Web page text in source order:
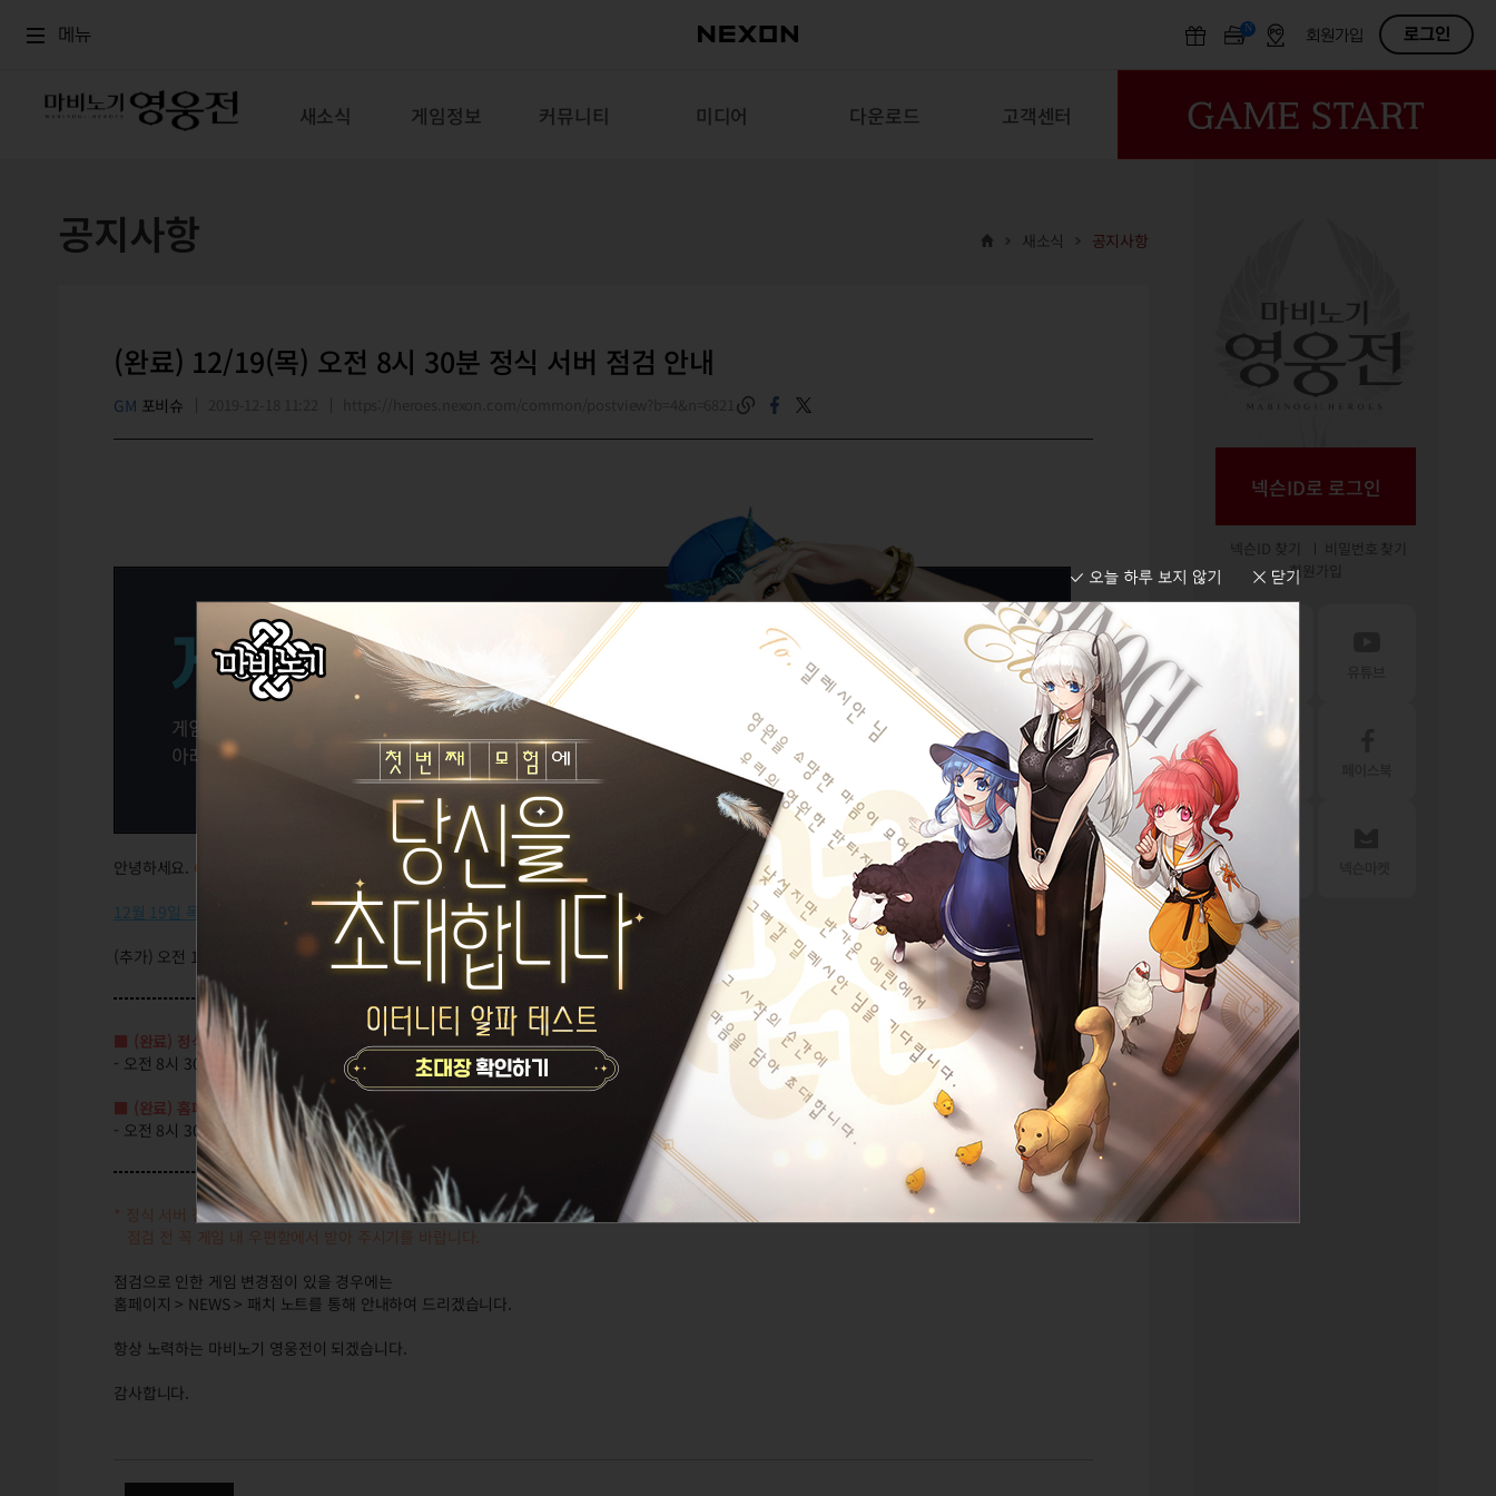
메뉴 N OFF회원가입 로그인
새소식 게임정보 커뮤니티 미디어 다운로드 고객센터
공지사항 새소식 공지사항
(완료) 12/19(목) 오전 8시 30분 정식 서버 점검 안내
GM 포비슈
안녕하세요. GM포비슈
12월 19일 목요일 오전 8시 30분에 게임 서버 점검이 진행됩니다.
(추가) 오전 11시 30분 모든 점검이 완료되어, 게임을 이용하실 수 있습니다.
■ (완료) 정식 서버 점검: 오전 8시 30분 ~11시 30분 (3시간)
- 오전 8시 30분부터 3시간 동안 정식 서버에 접속할 수 없습니다.
■ (완료) 홈페이지 점검: 오전 8시 30분 ~ 11시 30분 (3시
- 오전 8시 30분부터 3시간 동안 마비노기 영웅전 홈페이지를 이용할 수 없습니다.
* 정식 서버 점검과 함께 12월 12일(목) 지급된 '점검 보상 패키지' 가 회수될 예정이니,
점검 전 꼭 게임 내 우편함에서 받아 주시기를 바랍니다.
점검으로 인한 게임 변경점이 있을 경우에는
홈페이지 > NEWS > 패치 노트를 통해 안내하여 드리겠습니다.
항상 노력하는 마비노기 영웅전이 되겠습니다.
감사합니다.
넥슨ID로 로그인
넥슨ID 찾기
비밀번호 찾기
회원가입